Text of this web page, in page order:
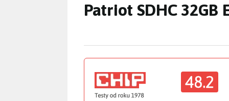
Patriot SDHC 32GB
48.2